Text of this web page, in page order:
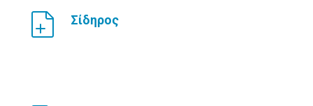
Σίδηρος